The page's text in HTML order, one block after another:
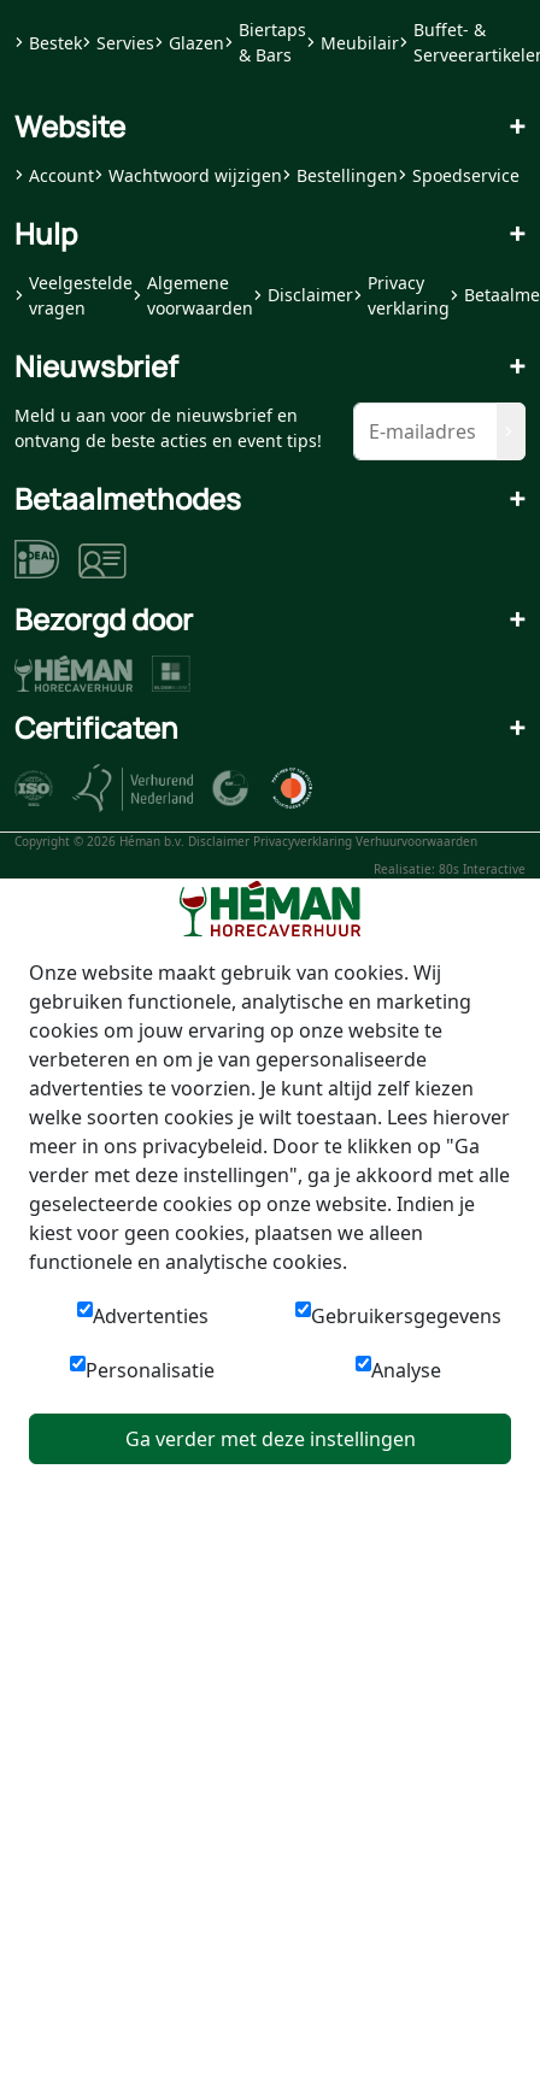
Bestek Servies Glazen
Biertaps
& Bars
Meubilair
Buffet- &
Website +
Account Wachtwoord wijzigen Bestellingen Spoedservice
Hulp +
Veelgestelde
vragen
Algemene
voorwaarden
Disclaimer
Privacy
verklaring
Nieuwsbrief +
Meld u aan voor de nieuwsbrief en
ontvang de beste acties en event tips!
Betaalmethodes +
Bezorgd door +
Certificaten +
Copyright © 2026 Héman b.v. Disclaimer Privacyverklaring Verhuurvoorwaarden
Realisatie: 80s Interactive
Onze website maakt gebruik van cookies. Wij
gebruiken functionele, analytische en marketing
cookies om jouw ervaring op onze website te
verbeteren en om je van gepersonaliseerde
advertenties te voorzien. Je kunt altijd zelf kiezen
welke soorten cookies je wilt toestaan. Lees hierover
meer in ons privacybeleid. Door te klikken op "Ga
verder met deze instellingen", ga je akkoord met alle
geselecteerde cookies op onze website. Indien je
kiest voor geen cookies, plaatsen we alleen
functionele en analytische cookies.
Advertenties Gebruikersgegevens
Personalisatie Analyse
Ga verder met deze instellingen